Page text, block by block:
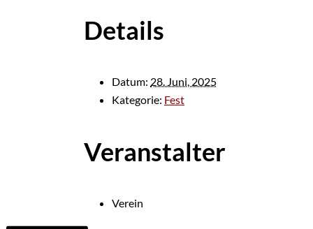
Details
Datum: 28. Juni, 2025
Kategorie: Fest
Veranstalter
Verein